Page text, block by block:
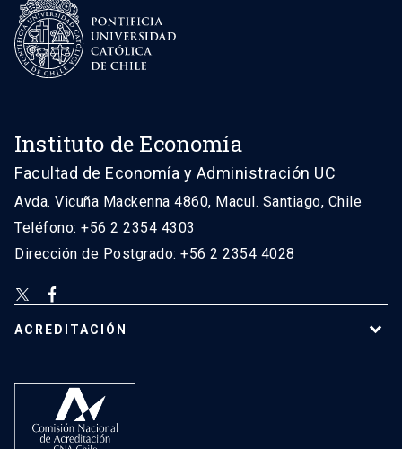
Instituto de Economía
Facultad de Economía y Administración UC
Avda. Vicuña Mackenna 4860, Macul. Santiago, Chile
Teléfono: +56 2 2354 4303
Dirección de Postgrado: +56 2 2354 4028
ACREDITACIÓN